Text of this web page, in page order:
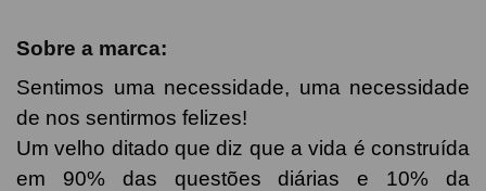
Sobre a marca:
Sentimos uma necessidade, uma necessidade
de nos sentirmos felizes!
Um velho ditado que diz que a vida é construída
em 90% das questões diárias e 10% da